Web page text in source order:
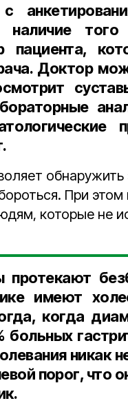
наличие
пациента,
Доктор
обнаружить
При этом
которые не
протекают
имеют
когда
никак
порог, что